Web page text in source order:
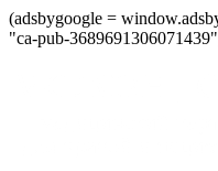
(adsbygoogle =
"ca-pub-